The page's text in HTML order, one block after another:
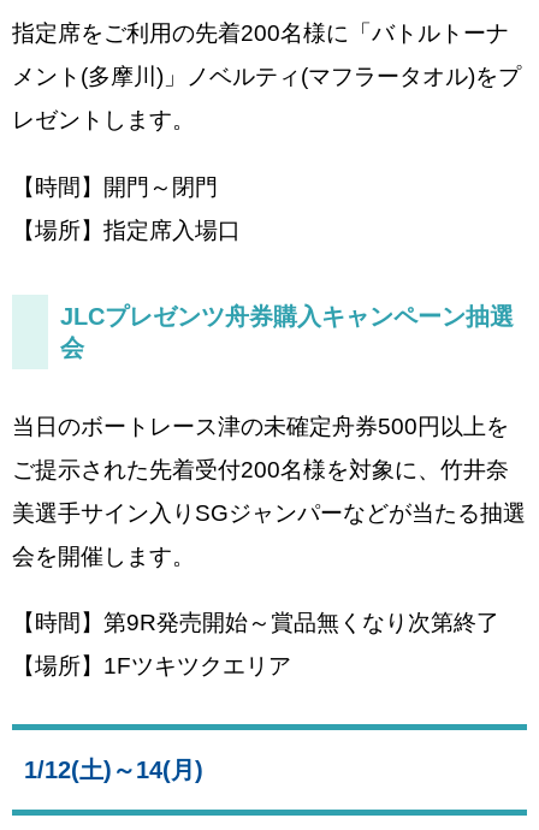
指定席をご利用の先着200名様に「バトルトーナ
メント(多摩川)」ノベルティ(マフラータオル)をプ
レゼントします。
【時間】開門～閉門
【場所】指定席入場口
JLCプレゼンツ舟券購入キャンペーン抽選
会
当日のボートレース津の未確定舟券500円以上を
ご提示された先着受付200名様を対象に、竹井奈
美選手サイン入りSGジャンパーなどが当たる抽選
会を開催します。
【時間】第9R発売開始～賞品無くなり次第終了
【場所】1Fツキツクエリア
1/12(土)～14(月)